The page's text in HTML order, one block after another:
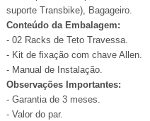
suporte Transbike), Bagageiro.
Conteúdo da Embalagem:
- 02 Racks de Teto Travessa.
- Kit de fixação com chave Allen.
- Manual de Instalação.
Observações Importantes:
- Garantia de 3 meses.
- Valor do par.